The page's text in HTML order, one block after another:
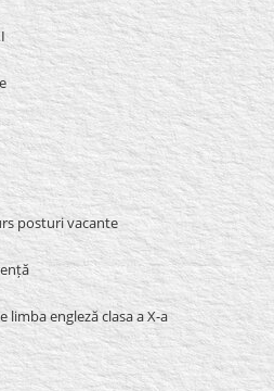
posturi vacante
limba engleză clasa a X-a